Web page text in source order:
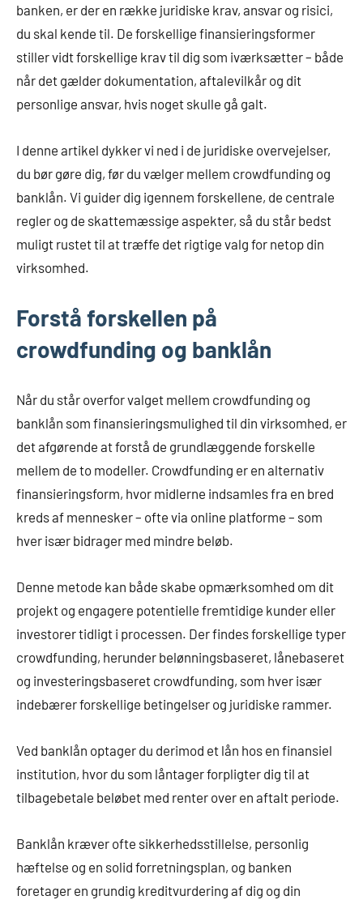
banken, er der en række juridiske krav, ansvar og risici,
du skal kende til. De forskellige finansieringsformer
stiller vidt forskellige krav til dig som iværksætter – både
når det gælder dokumentation, aftalevilkår og dit
personlige ansvar, hvis noget skulle gå galt.
I denne artikel dykker vi ned i de juridiske overvejelser,
du bør gøre dig, før du vælger mellem crowdfunding og
banklån. Vi guider dig igennem forskellene, de centrale
regler og de skattemæssige aspekter, så du står bedst
muligt rustet til at træffe det rigtige valg for netop din
virksomhed.
Forstå forskellen på
crowdfunding og banklån
Når du står overfor valget mellem crowdfunding og
banklån som finansieringsmulighed til din virksomhed, er
det afgørende at forstå de grundlæggende forskelle
mellem de to modeller. Crowdfunding er en alternativ
finansieringsform, hvor midlerne indsamles fra en bred
kreds af mennesker – ofte via online platforme – som
hver især bidrager med mindre beløb.
Denne metode kan både skabe opmærksomhed om dit
projekt og engagere potentielle fremtidige kunder eller
investorer tidligt i processen. Der findes forskellige typer
crowdfunding, herunder belønningsbaseret, lånebaseret
og investeringsbaseret crowdfunding, som hver især
indebærer forskellige betingelser og juridiske rammer.
Ved banklån optager du derimod et lån hos en finansiel
institution, hvor du som låntager forpligter dig til at
tilbagebetale beløbet med renter over en aftalt periode.
Banklån kræver ofte sikkerhedsstillelse, personlig
hæftelse og en solid forretningsplan, og banken
foretager en grundig kreditvurdering af dig og din